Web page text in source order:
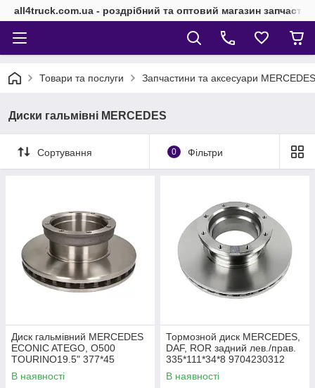
all4truck.com.ua - роздрібний та оптовий магазин
Товари та послуги Запчастини та аксесуари
Диски гальмівні MERCEDES
Сортування 0 Фільтри
Диск гальмівний MERCEDES
ECONIC ATEGO, O500
TOURINO19.5" 377*45
0675230312 6754230312
9754230012
В наявності
Тормозной диск MERCEDES,
DAF, ROR задний лев./прав.
335*111*34*8 9704230312
9704230412 1962313
MBR5070
В наявності